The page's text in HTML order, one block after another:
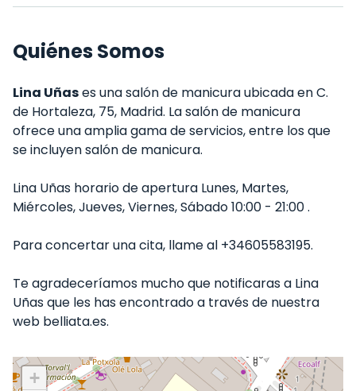
Quiénes Somos
Lina Uñases una salón de manicura ubicada en C.
de Hortaleza, 75, Madrid. La salón de manicura
ofrece una amplia gama de servicios, entre los que
se incluyen salón de manicura.
Lina Uñas horario de apertura Lunes, Martes,
Miércoles, Jueves, Viernes, Sábado 10:00 - 21:00 .
Para concertar una cita, llame al +34605583195.
Te agradeceríamos mucho que notificaras a Lina
Uñas que les has encontrado a través de nuestra
web belliata.es.
+